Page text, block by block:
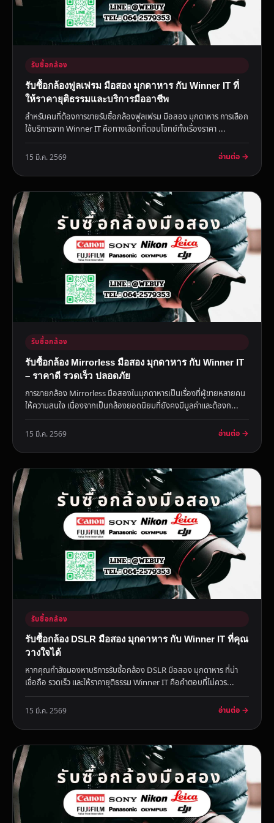
รับซื้อกล้อง
รับซื้อกล้องฟูลเฟรม มือสอง มุกดาหาร กับ Winner IT ที่
ให้ราคายุติธรรมและบริการมืออาชีพ
สำหรับคนที่ต้องการขายรับซื้อกล้องฟูลเฟรม มือสอง มุกดาหาร การเลือก
ใช้บริการจาก Winner IT คือทางเลือกที่ตอบโจทย์ทั้งเรื่องราคา ...
15 มี.ค. 2569 อ่านต่อ →
รับซื้อกล้อง
รับซื้อกล้อง Mirrorless มือสอง มุกดาหาร กับ Winner IT
– ราคาดี รวดเร็ว ปลอดภัย
การขายกล้อง Mirrorless มือสองในมุกดาหารเป็นเรื่องที่ผู้ขายหลายคน
ให้ความสนใจ เนื่องจากเป็นกล้องยอดนิยมที่ยังคงมีมูลค่าและต้องก...
15 มี.ค. 2569 อ่านต่อ →
รับซื้อกล้อง
รับซื้อกล้อง DSLR มือสอง มุกดาหาร กับ Winner IT ที่คุณ
วางใจได้
หากคุณกำลังมองหาบริการรับซื้อกล้อง DSLR มือสอง มุกดาหาร ที่น่า
เชื่อถือ รวดเร็ว และให้ราคายุติธรรม Winner IT คือคำตอบที่ไม่ควร...
15 มี.ค. 2569 อ่านต่อ →